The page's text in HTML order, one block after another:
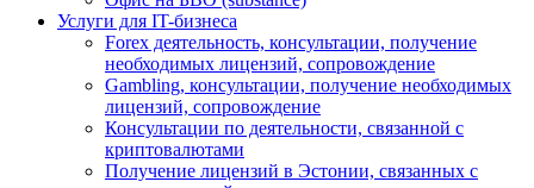
Услуги для IT-бизнеса
Forex деятельность, консультации, получение
необходимых лицензий, сопровождение
Gambling, консультации, получение необходимых
лицензий, сопровождение
Консультации по деятельности, связанной с
криптовалютами
Получение лицензий в Эстонии, связанных с